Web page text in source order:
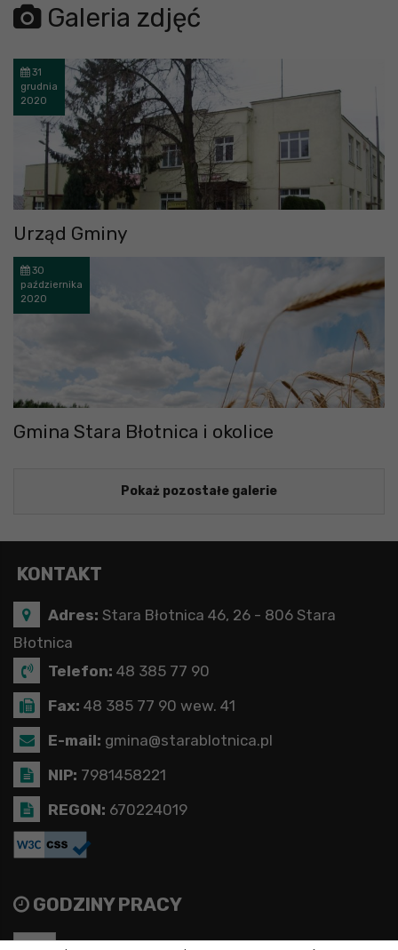
error getting json:
Galeria zdjęć
31
grudnia
2020
Urząd Gminy
30
października
2020
Gmina Stara Błotnica i okolice
Pokaż pozostałe galerie
KONTAKT
Adres: Stara Błotnica 46, 26 - 806 Stara
Błotnica
Telefon: 48 385 77 90
Fax: 48 385 77 90 wew. 41
E-mail: gmina@starablotnica.pl
NIP: 7981458221
REGON: 670224019
GODZINY PRACY